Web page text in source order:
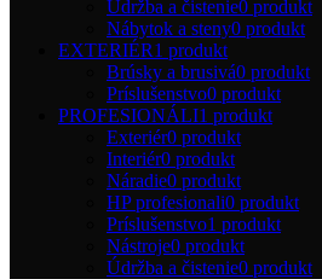
Údržba a čistenie0 produkt
Nábytok a steny0 produkt
EXTERIÉR1 produkt
Brúsky a brusivá0 produkt
Príslušenstvo0 produkt
PROFESIONÁLI1 produkt
Exteriér0 produkt
Interiér0 produkt
Náradie0 produkt
HP profesionali0 produkt
Príslušenstvo1 produkt
Nástroje0 produkt
Údržba a čistenie0 produkt